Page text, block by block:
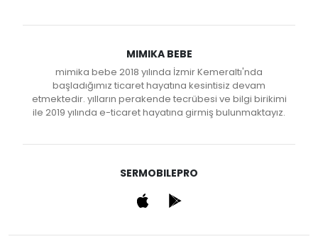
MIMIKA BEBE
mimika bebe 2018 yılında İzmir Kemeraltı'nda
başladığımız ticaret hayatına kesintisiz devam
etmektedir. yılların perakende tecrübesi ve bilgi birikimi
ile 2019 yılında e-ticaret hayatına girmiş bulunmaktayız.
SERMOBILEPRO